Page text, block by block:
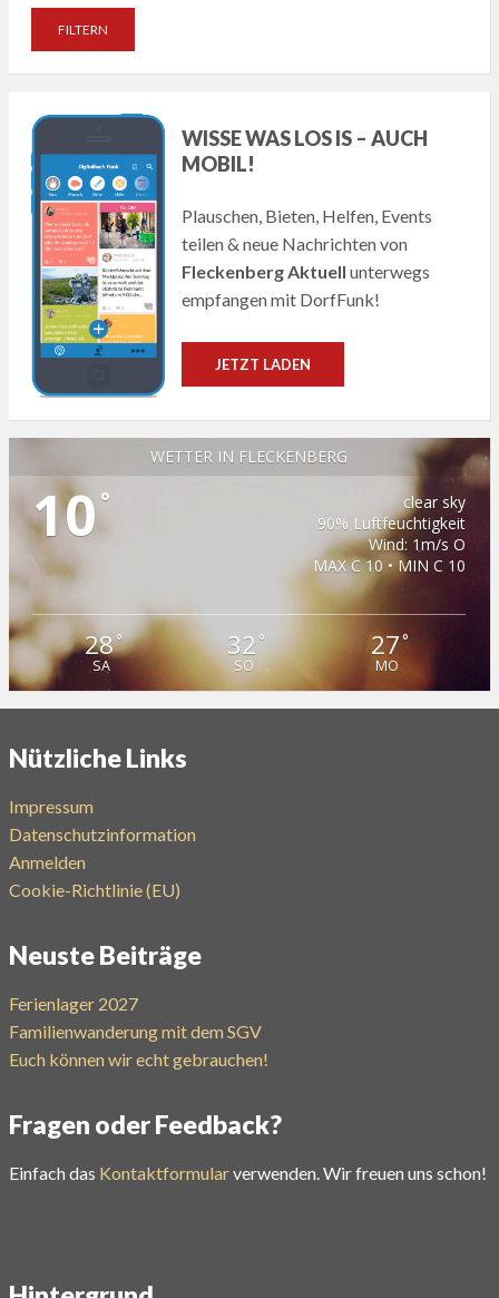
WISSE WAS LOS IS – AUCH
MOBIL!
Plauschen, Bieten, Helfen, Events
teilen & neue Nachrichten von
Fleckenberg Aktuell unterwegs
empfangen mit DorfFunk!
JETZT LADEN
WETTER IN FLECKENBERG
10°
clear sky
90% Luftfeuchtigkeit
Wind: 1m/s O
MAX C 10 • MIN C 10
28°
SA
32 °
SO
27°
MO
Nützliche Links
Impressum
Datenschutzinformation
Anmelden
Cookie-Richtlinie (EU)
Neuste Beiträge
Ferienlager 2027
Familienwanderung mit dem SGV
Euch können wir echt gebrauchen!
Fragen oder Feedback?
Einfach das Kontaktformularverwenden. Wir freuen uns schon!